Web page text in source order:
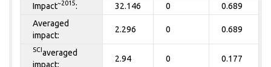
Impact~2015: 32.146 0 0.689
Averaged
impact:
2.296 0 0.689
SCI averaged
impact:
2.94 0 0.177